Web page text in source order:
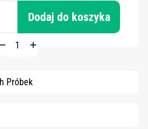
Dodaj do koszyka
Próbek